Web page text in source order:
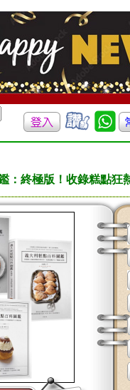
：終極版！收錄糕點狂